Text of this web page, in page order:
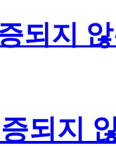
되지 않
되지